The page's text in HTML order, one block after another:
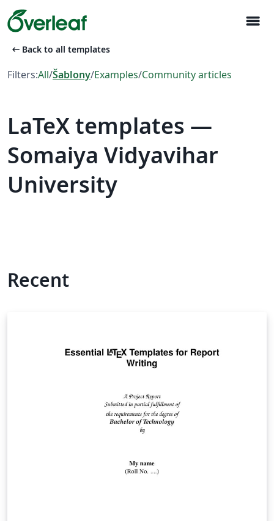
menu
arrow_left_alt Back to all templates
Filters:All/Šablony/Examples/Community articles
LaTeX templates —
Somaiya Vidyavihar
University
Recent